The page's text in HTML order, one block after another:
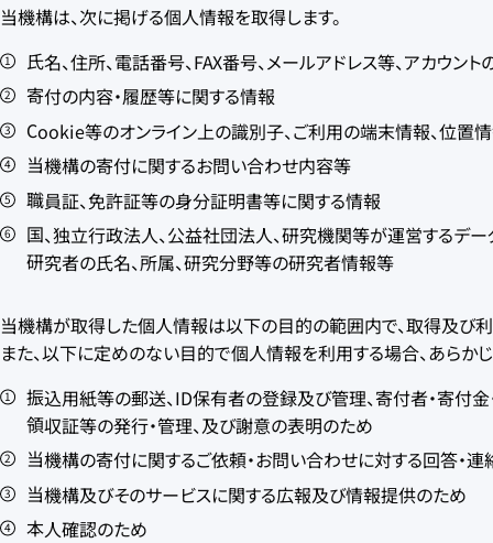
当機構は、次に掲げる個人情報を取得します。
氏名、住所、電話番号、FAX番号、メールアドレス等、アカウン
寄付の内容・履歴等に関する情報
Cookie等のオンライン上の識別子、ご利用の端末情報、位置
当機構の寄付に関するお問い合わせ内容等
職員証、免許証等の身分証明書等に関する情報
国、独立行政法人、公益社団法人、研究機関等が運営するデ
研究者の氏名、所属、研究分野等の研究者情報等
当機構が取得した個人情報は以下の目的の範囲内で、取得及び利
また、以下に定めのない目的で個人情報を利用する場合、あらか
振込用紙等の郵送、ID保有者の登録及び管理、寄付者・寄付
領収証等の発行・管理、及び謝意の表明のため
当機構の寄付に関するご依頼・お問い合わせに対する回答・
当機構及びそのサービスに関する広報及び情報提供のため
本人確認のため